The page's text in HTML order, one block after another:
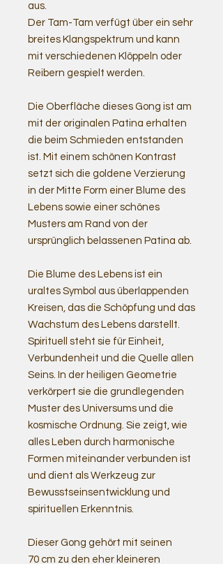
aus.
Der Tam-Tam verfügt über ein sehr
breites Klangspektrum und kann
mit verschiedenen Klöppeln oder
Reibern gespielt werden.
Die Oberfläche dieses Gong ist am
mit der originalen Patina erhalten
die beim Schmieden entstanden
ist. Mit einem schönen Kontrast
setzt sich die goldene Verzierung
in der Mitte Form einer Blume des
Lebens sowie einer schönes
Musters am Rand von der
ursprünglich belassenen Patina ab.
Die Blume des Lebens ist ein
uraltes Symbol aus überlappenden
Kreisen, das die Schöpfung und das
Wachstum des Lebens darstellt.
Spirituell steht sie für Einheit,
Verbundenheit und die Quelle allen
Seins. In der heiligen Geometrie
verkörpert sie die grundlegenden
Muster des Universums und die
kosmische Ordnung. Sie zeigt, wie
alles Leben durch harmonische
Formen miteinander verbunden ist
und dient als Werkzeug zur
Bewusstseinsentwicklung und
spirituellen Erkenntnis.
Dieser Gong gehört mit seinen
70 cm zu den eher kleineren